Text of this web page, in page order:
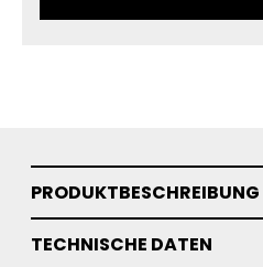
PRODUKTBESCHREIBUNG
TECHNISCHE DATEN